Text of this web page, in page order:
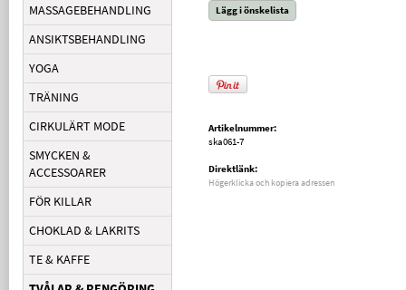
MASSAGEBEHANDLING
ANSIKTSBEHANDLING
YOGA
TRÄNING
CIRKULÄRT MODE
SMYCKEN &
ACCESSOARER
FÖR KILLAR
CHOKLAD & LAKRITS
TE & KAFFE
Lägg i önskelista
Artikelnummer:
ska061-7
Direktlänk:
Högerklicka och kopiera adressen